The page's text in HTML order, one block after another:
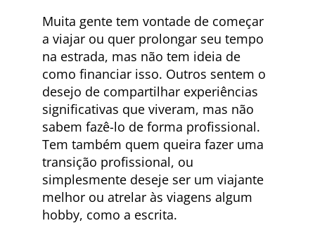
Muita gente tem vontade de começar
a viajar ou quer prolongar seu tempo
na estrada, mas não tem ideia de
como financiar isso. Outros sentem o
desejo de compartilhar experiências
significativas que viveram, mas não
sabem fazê-lo de forma profissional.
Tem também quem queira fazer uma
transição profissional, ou
simplesmente deseje ser um viajante
melhor ou atrelar às viagens algum
hobby, como a escrita.